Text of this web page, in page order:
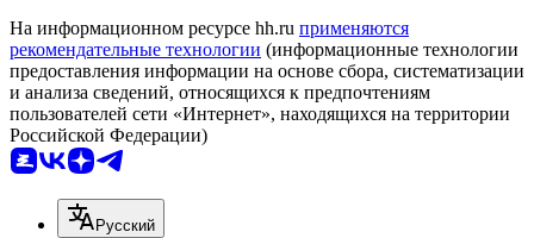
На информационном ресурсе hh.ru применяются
рекомендательные технологии (информационные технологии
предоставления информации на основе сбора, систематизации
и анализа сведений, относящихся к предпочтениям
пользователей сети «Интернет», находящихся на территории
Российской Федерации)
Русский